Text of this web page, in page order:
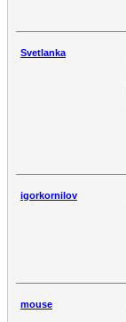
Svetlanka
igorkornilov
mouse